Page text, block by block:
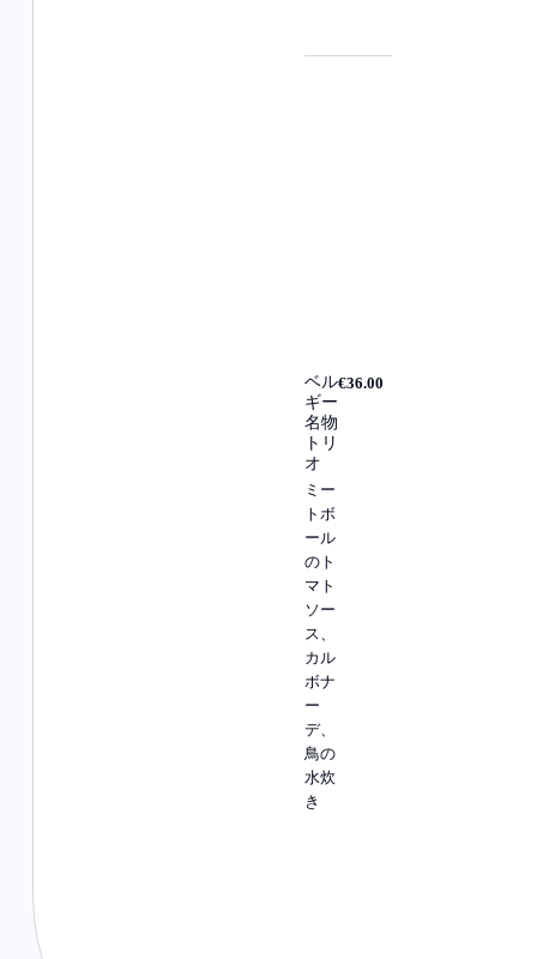
ベル
ギー
名物
トリ
オ
ミー
トボ
ール
のト
マト
ソー
ス、
カル
ボナ
ー
デ、
鳥の
水炊
き
€36.00